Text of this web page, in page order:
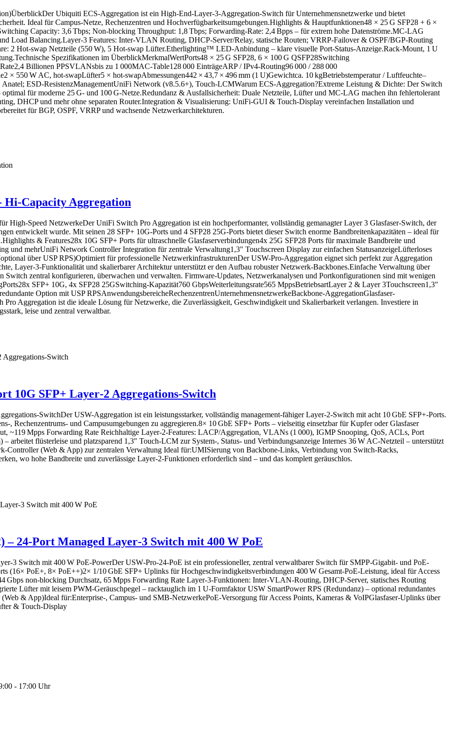
Ubiquiti ECS‑Aggregation ist ein High‑End‑Layer‑3‑Aggregation‑Switch für Unternehmensnetzwerke und bietet
Ideal für Campus‑Netze, Rechenzentren und Hochverfügbarkeitsumgebungen.Highlights & Hauptfunktionen48 × 25 G SFP28 + 6 ×
Capacity: 3,6 Tbps; Non‑blocking Throughput: 1,8 Tbps; Forwarding‑Rate: 2,4 Bpps – für extrem hohe Datenströme.MC‑LAG
Load Balancing.Layer‑3 Features: Inter‑VLAN Routing, DHCP‑Server/Relay, statische Routen; VRRP‑Failover & OSPF/BGP‑Routing
2 Hot‑swap Netzteile (550 W), 5 Hot‑swap Lüfter.Etherlighting™ LED‑Anbindung – klare visuelle Port‑Status‑Anzeige.Rack‑Mount, 1 U
Spezifikationen im ÜberblickMerkmalWertPorts48 × 25 G SFP28, 6 × 100 G QSFP28Switching
Billionen PPSVLANsbis zu 1 000MAC‑Table128 000 EinträgeARP / IPv4‑Routing96 000 / 288 000
× 550 W AC, hot‑swapLüfter5 × hot‑swapAbmessungen442 × 43,7 × 496 mm (1 U)Gewichtca. 10 kgBetriebstemperatur / Luftfeuchte–
ESD‑ResistenzManagementUniFi Network (v8.5.6+), Touch‑LCMWarum ECS‑Aggregation?Extreme Leistung & Dichte: Der Switch
für moderne 25 G‑ und 100 G‑Netze.Redundanz & Ausfallsicherheit: Duale Netzteile, Lüfter und MC‑LAG machen ihn fehlertolerant
DHCP und mehr ohne separaten Router.Integration & Visualisierung: UniFi‑GUI & Touch‑Display vereinfachen Installation und
für BGP, OSPF, VRRP und wachsende Netzwerkarchitekturen.
Capacity Aggregation
High-Speed NetzwerkeDer UniFi Switch Pro Aggregation ist ein hochperformanter, vollständig gemanagter Layer 3 Glasfaser-Switch, der
entwickelt wurde. Mit seinen 28 SFP+ 10G-Ports und 4 SFP28 25G-Ports bietet dieser Switch enorme Bandbreitenkapazitäten – ideal für
& Features28x 10G SFP+ Ports für ultraschnelle Glasfaserverbindungen4x 25G SFP28 Ports für maximale Bandbreite und
und mehrUniFi Network Controller Integration für zentrale Verwaltung1,3" Touchscreen Display zur einfachen StatusanzeigeLüfterloses
über USP RPS)Optimiert für professionelle NetzwerkinfrastrukturenDer USW-Pro-Aggregation eignet sich perfekt zur Aggregation
Layer-3-Funktionalität und skalierbarer Architektur unterstützt er den Aufbau robuster Netzwerk-Backbones.Einfache Verwaltung über
zentral konfigurieren, überwachen und verwalten. Firmware-Updates, Netzwerkanalysen und Portkonfigurationen sind mit wenigen
SFP+ 10G, 4x SFP28 25GSwitching-Kapazität760 GbpsWeiterleitungsrate565 MppsBetriebsartLayer 2 & Layer 3Touchscreen1,3"
Option mit USP RPSAnwendungsbereicheRechenzentrenUnternehmensnetzwerkeBackbone-AggregationGlasfaser-
Aggregation ist die ideale Lösung für Netzwerke, die Zuverlässigkeit, Geschwindigkeit und Skalierbarkeit verlangen. Investiere in
leise und zentral verwaltbar.
10G SFP+ Layer‑2 Aggregations-Switch
SwitchDer USW-Aggregation ist ein leistungsstarker, vollständig management‑fähiger Layer‑2‑Switch mit acht 10 GbE SFP+‑Ports.
, Rechenzentrums- und Campusumgebungen zu aggregieren.8× 10 GbE SFP+ Ports – vielseitig einsetzbar für Kupfer oder Glasfaser
~119 Mpps Forwarding Rate Reichhaltige Layer‑2‑Features: LACP/Aggregation, VLANs (1 000), IGMP Snooping, QoS, ACLs, Port
flüsterleise und platzsparend 1,3″ Touch‑LCM zur System-, Status‑ und Verbindungsanzeige Internes 36 W AC‑Netzteil – unterstützt
(Web & App) zur zentralen Verwaltung Ideal für:UMISierung von Backbone-Links, Verbindung von Switch-Racks,
wo hohe Bandbreite und zuverlässige Layer‑2-Funktionen erforderlich sind – und das komplett geräuschlos.
– 24‑Port Managed Layer‑3 Switch mit 400 W PoE
Switch mit 400 W PoE‑PowerDer USW‑Pro‑24‑PoE ist ein professioneller, zentral verwaltbarer Switch für SMPP-Gigabit- und PoE-
(16× PoE+, 8× PoE++)2× 1/10 GbE SFP+ Uplinks für Hochgeschwindigkeitsverbindungen 400 W Gesamt-PoE-Leistung, ideal für Access
Gbps non‑blocking Durchsatz, 65 Mpps Forwarding Rate Layer‑3‑Funktionen: Inter‑VLAN‑Routing, DHCP‑Server, statisches Routing
Lüfter mit leisem PWM‑Geräuschpegel – racktauglich im 1 U‑Formfaktor USW SmartPower RPS (Redundanz) – optional redundantes
& App)Ideal für:Enterprise-, Campus- und SMB-NetzwerkePoE-Versorgung für Access Points, Kameras & VoIPGlasfaser-Uplinks über
& Touch‑Display
- 17:00 Uhr